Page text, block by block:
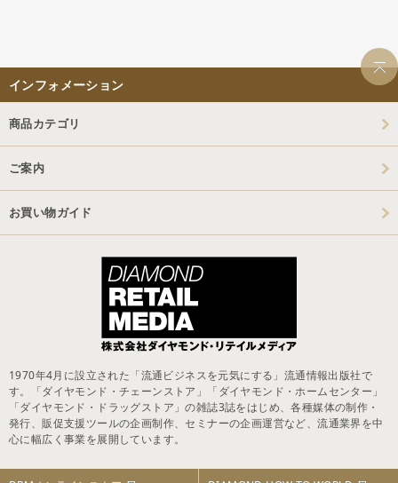
インフォメーション
商品カテゴリ
ご案内
お買い物ガイド
1970年4月に設立された「流通ビジネスを元気にする」流通情報出版社で
す。「ダイヤモンド・チェーンストア」「ダイヤモンド・ホームセンター」
「ダイヤモンド・ドラッグストア」の雑誌3誌をはじめ、各種媒体の制作・
発行、販促支援ツールの企画制作、セミナーの企画運営など、流通業界を中
心に幅広く事業を展開しています。